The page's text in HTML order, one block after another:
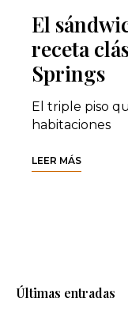
El
receta
Springs
El triple piso
habitaciones
LEER MÁS
Últimas entradas